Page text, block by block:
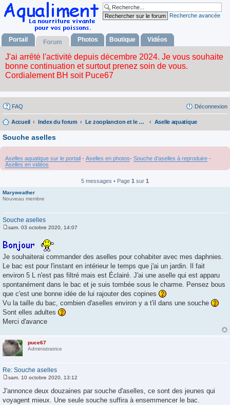
Recherche avancée
Portail Forum Photos Boutique Vidéos
FAQ Déconnexion
Accueil Index du forum Le zooplancton et le phytoplancton Aselle aquatique
Souche aselles
Aselles aquatique sur le portail - Aselles en photos- Souche d'aselles à reproduire -
Aselles en vidéos
5 messages • Page 1 sur 1
Maryweather
Nouveau membre
Souche aselles
s
a
e
sam. 03 octobre 2020, 14:07
Je souhaiterai commander des aselles pour cohabiter avec mes daphnies.
Le bac est pour l'instant en intérieur le temps que j'ai un jardin. Il fait
environ 5 L n'est pas filtré mais est Éclairé. J'ai une aselle qui est apparu
spontanément dans le bac et je suis tombée sous le charme. Pensez bous
que c'est une bonne idée de lui rajouter des copines
Vu la taille du bac, combien d'aselles environ y a t'il dans une souche
Sont elles adultes
Merci d'avance
puce67
Administratrice
Re: Souche aselles
e
s
s
sam. 10 octobre 2020, 13:12
J'annonce deux douzaines par souche d'aselles, ce sont des jeunes qui
voyagent mieux. Une seule souche suffira à ensemmencer le bac.